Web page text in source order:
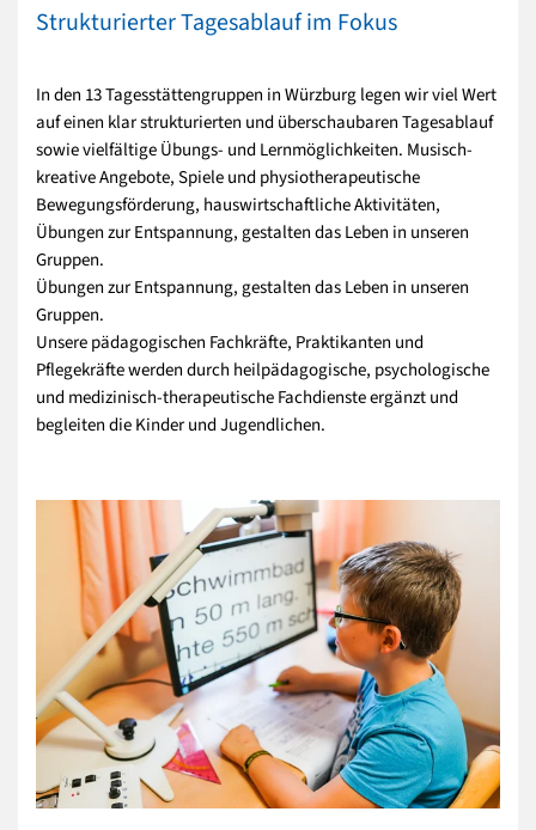
Strukturierter Tagesablauf im Fokus
In den 13 Tagesstättengruppen in Würzburg legen wir viel Wert
auf einen klar strukturierten und überschaubaren Tagesablauf
sowie vielfältige Übungs- und Lernmöglichkeiten. Musisch-
kreative Angebote, Spiele und physiotherapeutische
Bewegungsförderung, hauswirtschaftliche Aktivitäten,
Übungen zur Entspannung, gestalten das Leben in unseren
Gruppen.
Übungen zur Entspannung, gestalten das Leben in unseren
Gruppen.
Unsere pädagogischen Fachkräfte, Praktikanten und
Pflegekräfte werden durch heilpädagogische, psychologische
und medizinisch-therapeutische Fachdienste ergänzt und
begleiten die Kinder und Jugendlichen.